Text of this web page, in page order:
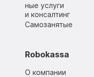
ные услуги
и консалтинг
Самозанятые
Robokassa
О компании